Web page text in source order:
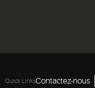
Quick LinksContactez-nous